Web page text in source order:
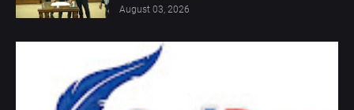
August 03, 2026